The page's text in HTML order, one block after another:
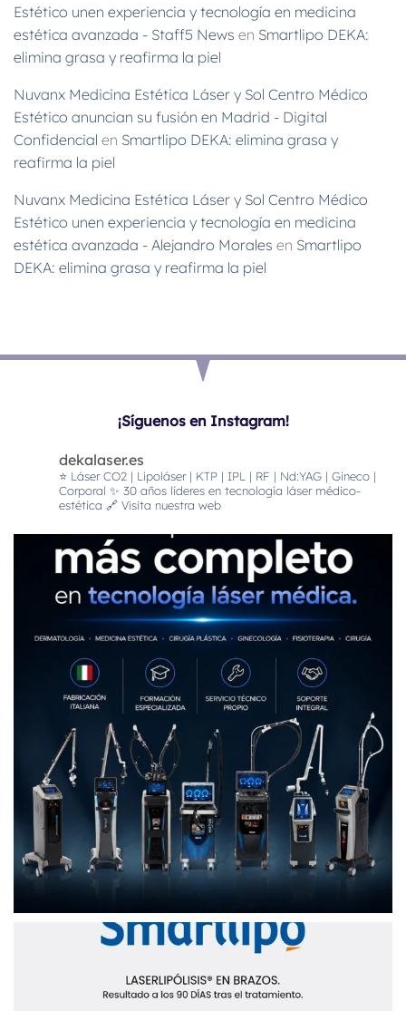
Estético unen experiencia y tecnología en medicina
estética avanzada - Staff5 News en Smartlipo DEKA:
elimina grasa y reafirma la piel
Nuvanx Medicina Estética Láser y Sol Centro Médico
Estético anuncian su fusión en Madrid - Digital
Confidencial en Smartlipo DEKA: elimina grasa y
reafirma la piel
Nuvanx Medicina Estética Láser y Sol Centro Médico
Estético unen experiencia y tecnología en medicina
estética avanzada - Alejandro Morales en Smartlipo
DEKA: elimina grasa y reafirma la piel
¡Síguenos en Instagram!
dekalaser.es
⭐️ Láser CO2 | Lipoláser | KTP | IPL | RF | Nd:YAG | Gineco |
Corporal ✨ 30 años líderes en tecnología láser médico-
estética 🔗 Visita nuestra web